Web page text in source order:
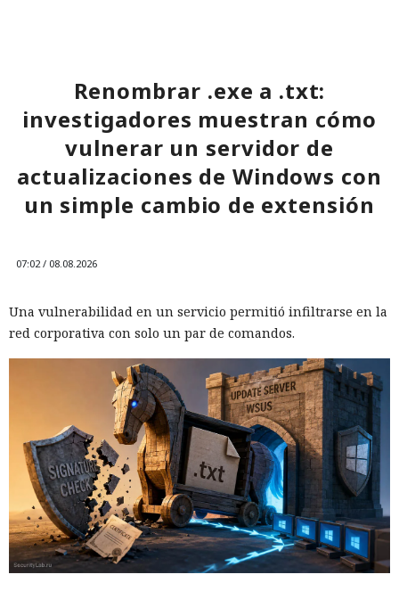
Renombrar .exe a .txt:
investigadores muestran cómo
vulnerar un servidor de
actualizaciones de Windows con
un simple cambio de extensión
07:02 / 08.08.2026
Una vulnerabilidad en un servicio permitió infiltrarse en la
red corporativa con solo un par de comandos.